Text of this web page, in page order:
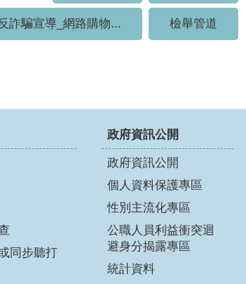
詐騙宣導_網路購物... 檢舉管道
同步聽打
政府資訊公開
政府資訊公開
個人資料保護專區
性別主流化專區
公職人員利益衝突迴
避身分揭露專區
統計資料